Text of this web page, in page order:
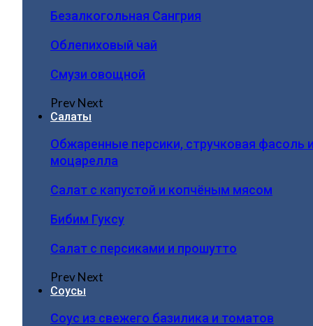
Безалкогольная Сангрия
Облепиховый чай
Смузи овощной
PrevNext
Салаты
Обжаренные персики, стручковая фасоль
моцарелла
Салат с капустой и копчёным мясом
Бибим Гуксу
Салат с персиками и прошутто
PrevNext
Соусы
Соус из свежего базилика и томатов